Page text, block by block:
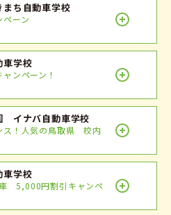
ち自動車学校
ペーン
学校
ンペーン！
イナバ自動車学校
ス！人気の鳥取県 校内
学校
5,000円割引キャンペ